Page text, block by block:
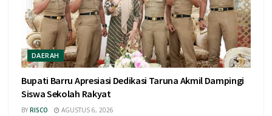
DAERAH
Bupati Barru Apresiasi Dedikasi Taruna Akmil Dampingi
Siswa Sekolah Rakyat
BY RISCO AGUSTUS 6, 2026